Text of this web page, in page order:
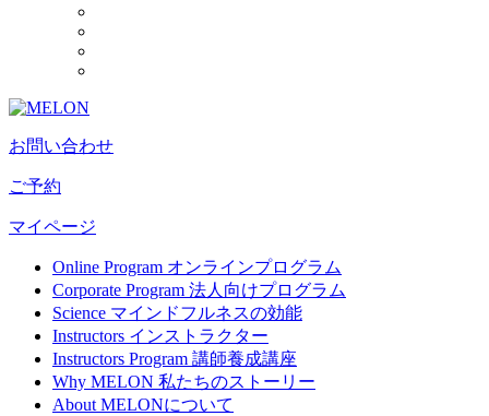
お問い合わせ
ご予約
マイページ
Online Program オンラインプログラム
Corporate Program 法人向けプログラム
Science マインドフルネスの効能
Instructors インストラクター
Instructors Program 講師養成講座
Why MELON 私たちのストーリー
About MELONについて